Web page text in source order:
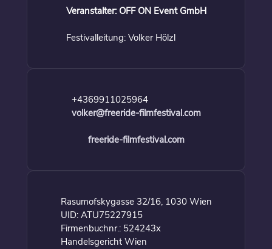
Veranstalter: OFF ON Event GmbH
Festivalleitung: Volker Hölzl
+4369911025964
volker@freeride-filmfestival.com
freeride-filmfestival.com
Rasumofskygasse 32/16, 1030 Wien
UID: ATU75227915
Firmenbuchnr.: 524243x
Handelsgericht Wien